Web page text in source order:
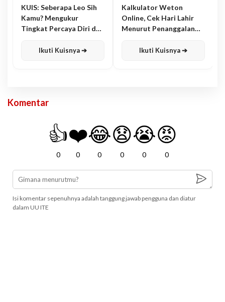
KUIS: Seberapa Leo Sih
Kamu? Mengukur
Tingkat Percaya Diri dan
Ikuti Kuisnya ➔
Kalkulator Weton
Online, Cek Hari Lahir
Menurut Penanggalan
Ikuti Kuisnya ➔
Komentar
👍
0
❤️
0
😂
0
😧
0
😭
0
😡
0
Isi komentar sepenuhnya adalah tanggung jawab pengguna dan diatur
dalam UU ITE